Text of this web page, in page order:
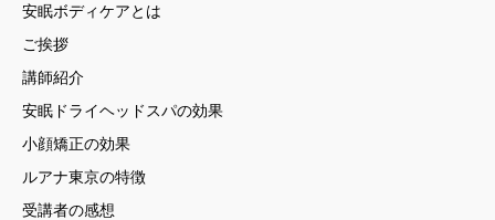
安眠ボディケアとは
ご挨拶
講師紹介
安眠ドライヘッドスパの効果
小顔矯正の効果
ルアナ東京の特徴
受講者の感想